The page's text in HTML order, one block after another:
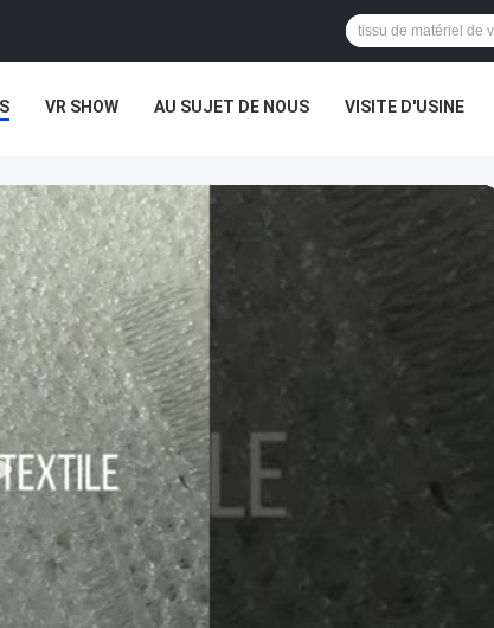
VR SHOW AU SUJET DE NOUS VISITE D'USINE